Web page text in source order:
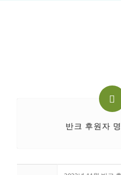
반크 후원자